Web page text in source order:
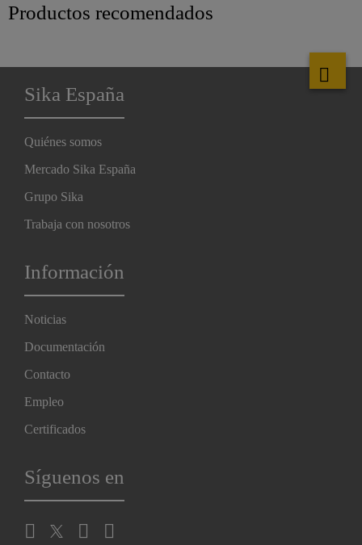
Productos recomendados
Sika España
Quiénes somos
Mercado Sika España
Grupo Sika
Trabaja con nosotros
Información
Noticias
Documentación
Contacto
Empleo
Certificados
Síguenos en